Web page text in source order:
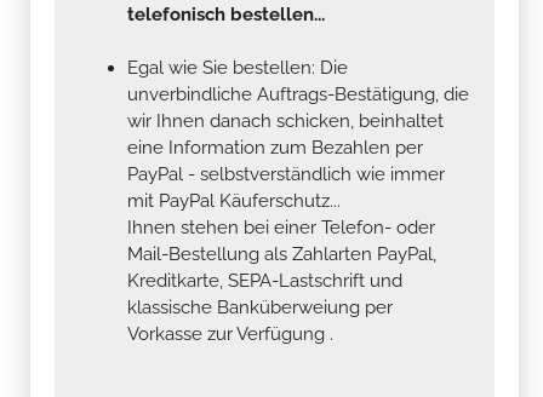
telefonisch bestellen...
Egal wie Sie bestellen: Die
unverbindliche Auftrags-Bestätigung, die
wir Ihnen danach schicken, beinhaltet
eine Information zum Bezahlen per
PayPal - selbstverständlich wie immer
mit PayPal Käuferschutz...
Ihnen stehen bei einer Telefon- oder
Mail-Bestellung als Zahlarten PayPal,
Kreditkarte, SEPA-Lastschrift und
klassische Banküberweiung per
Vorkasse zur Verfügung .